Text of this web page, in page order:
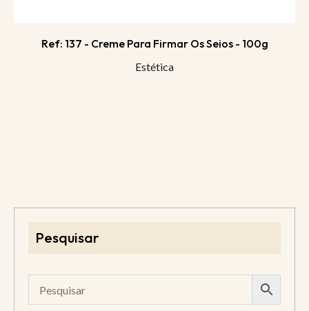
Ref: 137 - Creme Para Firmar Os Seios - 100g
Estética
Pesquisar